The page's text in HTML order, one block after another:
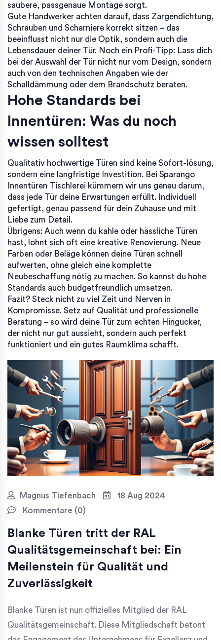
saubere, passgenaue Montage sorgt.
Gute Handwerker achten darauf, dass Zargendichtung,
Schrauben und Scharniere korrekt sitzen – das
beeinflusst nicht nur die Optik, sondern auch die
Lebensdauer deiner Tür. Noch ein Profi-Tipp: Lass dich
bei der Auswahl der Tür nicht nur vom Design, sondern
auch von den technischen Angaben wie der
Schalldämmung oder dem Brandschutz beraten.
Hohe Standards bei
Innentüren: Was du noch
wissen solltest
Qualitativ hochwertige Türen sind keine Sofort-lösung,
sondern eine langfristige Investition. Bei Sparango
Innentüren Tischlerei kümmern wir uns genau darum,
dass jede Tür deine Erwartungen erfüllt. Individuell
gefertigt, genau passend für dein Zuhause und mit
Liebe zum Detail.
Übrigens: Auch wenn du kahle oder hässliche Türen
hast, lohnt sich oft eine kreative Renovierung. Neue
Farben oder Beläge können deine Türen schnell
aufwerten, ohne gleich eine komplette
Neubeschaffung nötig zu machen. So kannst du hohe
Standards auch budgetfreundlich umsetzen.
Fazit? Steck nicht zu viel Zeit und Nerven in
Kompromisse. Setz auf Qualität und professionelle
Beratung – so wird deine Tür zum echten Hingucker,
der nicht nur gut aussieht, sondern auch perfekt
funktioniert und ein gutes Raumklima schafft.
Magnus Tiefenbach
18 Aug 2024
Kommentare (0)
Blanke Türen tritt der RAL
Qualitätsgemeinschaft bei: Ein
Meilenstein für Qualität und
Zuverlässigkeit
Blanke Türen ist nun offizielles Mitglied der RAL
Qualitätsgemeinschaft. Diese Mitgliedschaft betont